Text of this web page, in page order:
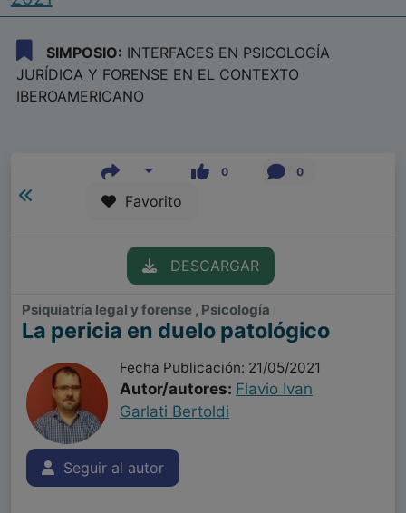
SIMPOSIO: INTERFACES EN PSICOLOGÍA
JURÍDICA Y FORENSE EN EL CONTEXTO
IBEROAMERICANO
0 0
Favorito
DESCARGAR
Psiquiatría legal y forense , Psicología
La pericia en duelo patológico
Fecha Publicación: 21/05/2021
Autor/autores: Flavio Ivan
Garlati Bertoldi
Seguir al autor